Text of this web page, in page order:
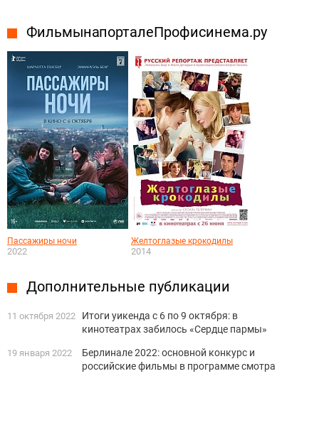
Фильмы на портале Профисинема.ру
Пассажиры ночи
2022
Желтоглазые крокодилы
2014
Дополнительные публикации
11 октября 2022
Итоги уикенда с 6 по 9 октября: в
кинотеатрах забилось «Сердце пармы»
19 января 2022
Берлинале 2022: основной конкурс и
российские фильмы в программе смотра